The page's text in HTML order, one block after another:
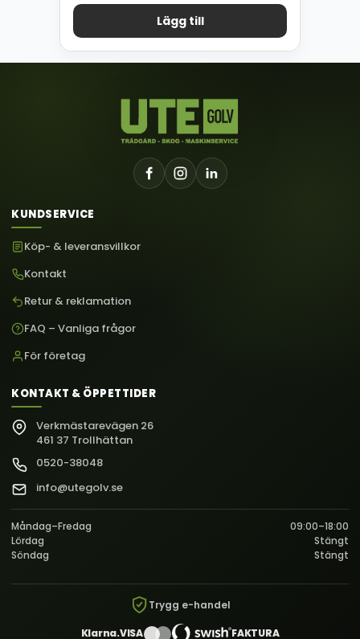
Lägg till
KUNDSERVICE
Köp- & leveransvillkor
Kontakt
Retur & reklamation
FAQ – Vanliga frågor
För företag
KONTAKT & ÖPPETTIDER
Verkmästarevägen 26
461 37 Trollhättan
0520-38048
info@utegolv.se
Måndag–Fredag
09:00–18:00
Lördag
Stängt
Söndag
Stängt
Trygg e-handel
Klarna.VISA FAKTURA